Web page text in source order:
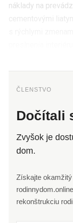
náklady na
ČLENSTVO
Dočítali
Zvyšok je
dom.
Získajte
rekonštrukciu